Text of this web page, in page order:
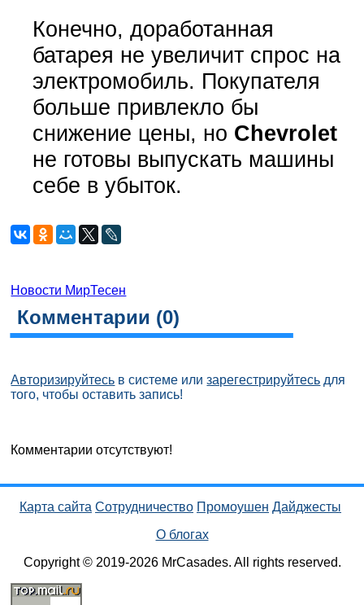
Конечно, доработанная
батарея не увеличит спрос на
электромобиль. Покупателя
больше привлекло бы
снижение цены, но Chevrolet
не готовы выпускать машины
себе в убыток.
Новости МирТесен
Комментарии (0)
Авторизируйтесь в системе илизарегестрируйтесь для
того, чтобы оставить запись!
Комментарии отсутствуют!
Карта сайта Сотрудничество Промоушен Дайджесты
О блогах
Copyright © 2019-2026 MrCasades. All rights reserved.